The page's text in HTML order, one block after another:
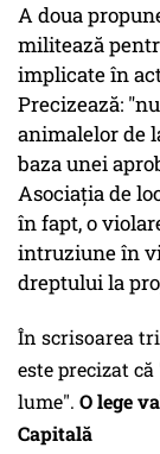
A doua
militează
implicate în
Precizează:
animalelor de
baza unei
Asociația de
în fapt, o
intruziune în
dreptului la
În scrisoarea
este precizat
lume". O lege
Capitală